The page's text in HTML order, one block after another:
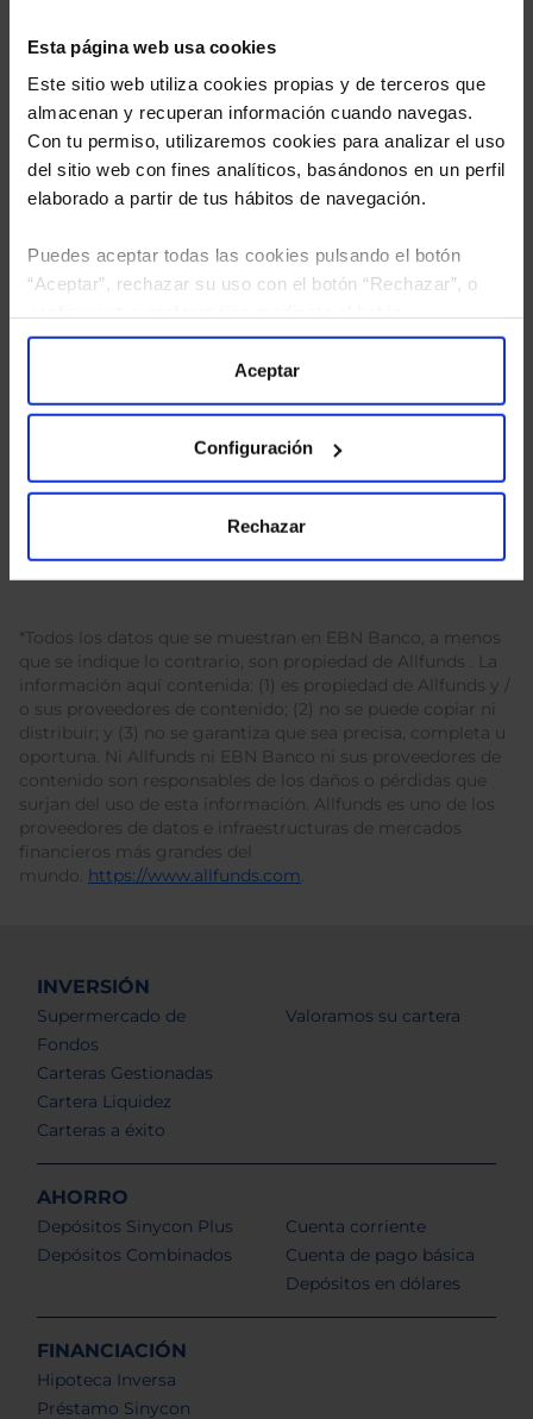
Esta página web usa cookies
Este sitio web utiliza cookies propias y de terceros que
almacenan y recuperan información cuando navegas.
Con tu permiso, utilizaremos cookies para analizar el uso
del sitio web con fines analíticos, basándonos en un perfil
elaborado a partir de tus hábitos de navegación.
Puedes aceptar todas las cookies pulsando el botón
“Aceptar”, rechazar su uso con el botón “Rechazar”, o
“Configuración”. Consulta nuestraPolítica
para más información.
Aceptar
Configuración
Rechazar
*Todos los datos que se muestran en EBN Banco, a menos
que se indique lo contrario, son propiedad de Allfunds . La
información aquí contenida: (1) es propiedad de Allfunds y /
o sus proveedores de contenido; (2) no se puede copiar ni
distribuir; y (3) no se garantiza que sea precisa, completa u
oportuna. Ni Allfunds ni EBN Banco ni sus proveedores de
contenido son responsables de los daños o pérdidas que
surjan del uso de esta información. Allfunds es uno de los
proveedores de datos e infraestructuras de mercados
financieros más grandes del
mundo. https://www.allfunds.com.
INVERSIÓN
Supermercado de
Fondos
Carteras Gestionadas
Cartera Liquidez
Carteras a éxito
Valoramos su cartera
AHORRO
Depósitos Sinycon Plus
Depósitos Combinados
Cuenta corriente
Cuenta de pago básica
Depósitos en dólares
FINANCIACIÓN
Hipoteca Inversa
Préstamo Sinycon